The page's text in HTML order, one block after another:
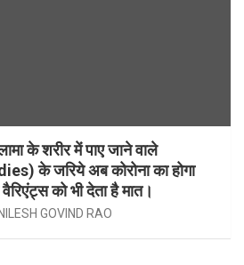
के शरीर में पाए जाने वाले
के जरिये अब कोरोना का होगा
को भी देता है मात।
NILESH GOVIND RAO